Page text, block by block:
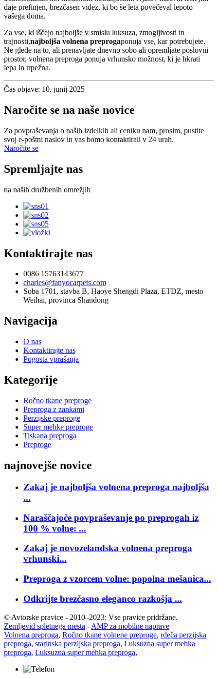
daje prefinjen, brezčasen videz, ki bo še leta povečeval lepoto
vašega doma.
Za vse, ki iščejo najboljše v smislu luksuza, zmogljivosti in
trajnosti,najboljša volnena preprogaponuja vse, kar potrebujete.
Ne glede na to, ali prenavljate dnevno sobo ali opremljate poslovni
prostor, volnena preproga ponuja vrhunsko možnost, ki je hkrati
lepa in trpežna.
Čas objave: 10. junij 2025
Naročite se na naše novice
Za povpraševanja o naših izdelkih ali ceniku nam, prosim, pustite
svoj e-poštni naslov in vas bomo kontaktirali v 24 urah.
Naročite se
Spremljajte nas
na naših družbenih omrežjih
Kontaktirajte nas
0086 15763143677
charles@fanyocarpets.com
Soba 1701, stavba B, Haoye Shengdi Plaza, ETDZ, mesto
Weihai, provinca Shandong
Navigacija
O nas
Kontaktirajte nas
Pogosta vprašanja
Kategorije
Ročno tkane preproge
Preproga z zankami
Perzijske preproge
Super mehke preproge
Tiskana preproga
Preproge
najnovejše novice
Zakaj je najboljša volnena preproga najboljša
...
Naraščajoče povpraševanje po preprogah iz
100 % volne: ...
Zakaj je novozelandska volnena preproga
vrhunski...
Preproga z vzorcem volne: popolna mešanica...
Odkrijte brezčasno eleganco razkošja ...
© Avtorske pravice - 2010–2023: Vse pravice pridržane.
Zemljevid spletnega mesta -AMP za mobilne naprave
Volnena preproga, Ročno tkane volnene preproge, rdeča perzijska
preproga, starinska perzijska preproga, Luksuzna super mehka
preproga, Luksuzna super mehka preproga,